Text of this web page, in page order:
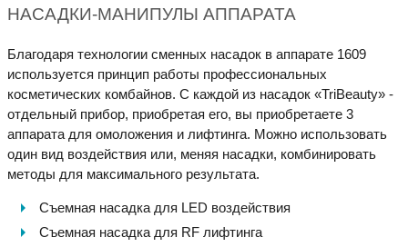
НАСАДКИ-МАНИПУЛЫ АППАРАТА
Благодаря технологии сменных насадок в аппарате 1609
используется принцип работы профессиональных
косметических комбайнов. С каждой из насадок «TriBeauty» -
отдельный прибор, приобретая его, вы приобретаете 3
аппарата для омоложения и лифтинга. Можно использовать
один вид воздействия или, меняя насадки, комбинировать
методы для максимального результата.
Съемная насадка для LED воздействия
Съемная насадка для RF лифтинга